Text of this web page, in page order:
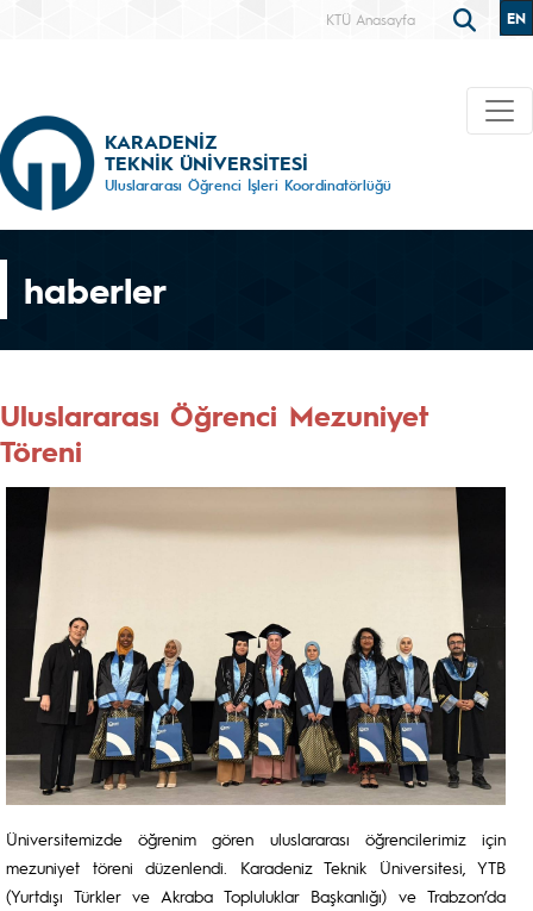
KTÜ Anasayfa EN
KARADENİZ
TEKNİK ÜNİVERSİTESİ
Uluslararası Öğrenci İşleri Koordinatörlüğü
haberler
Uluslararası Öğrenci Mezuniyet
Töreni
Üniversitemizde öğrenim gören uluslararası öğrencilerimiz için
mezuniyet töreni düzenlendi. Karadeniz Teknik Üniversitesi, YTB
(Yurtdışı Türkler ve Akraba Topluluklar Başkanlığı) ve Trabzon’da